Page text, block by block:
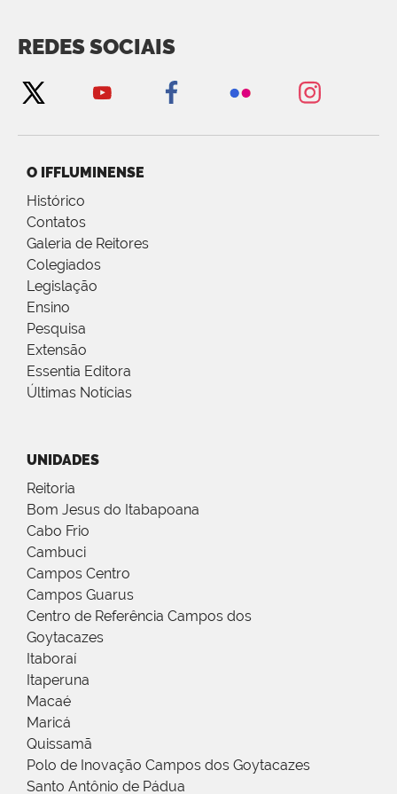
REDES SOCIAIS
O IFFLUMINENSE
Histórico
Contatos
Galeria de Reitores
Colegiados
Legislação
Ensino
Pesquisa
Extensão
Essentia Editora
Últimas Notícias
UNIDADES
Reitoria
Bom Jesus do Itabapoana
Cabo Frio
Cambuci
Campos Centro
Campos Guarus
Centro de Referência Campos dos
Goytacazes
Itaboraí
Itaperuna
Macaé
Maricá
Quissamã
Polo de Inovação Campos dos Goytacazes
Santo Antônio de Pádua